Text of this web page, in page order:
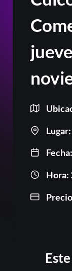
Lugar:
Fecha:
Hora: